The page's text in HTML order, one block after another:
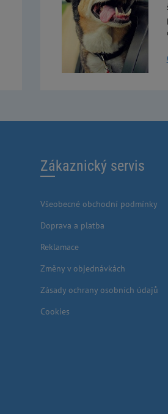
Zákaznický servis
Všeobecné obchodní podmínky
Doprava a platba
Reklamace
Změny v objednávkách
Zásady ochrany osobních údajů
Cookies